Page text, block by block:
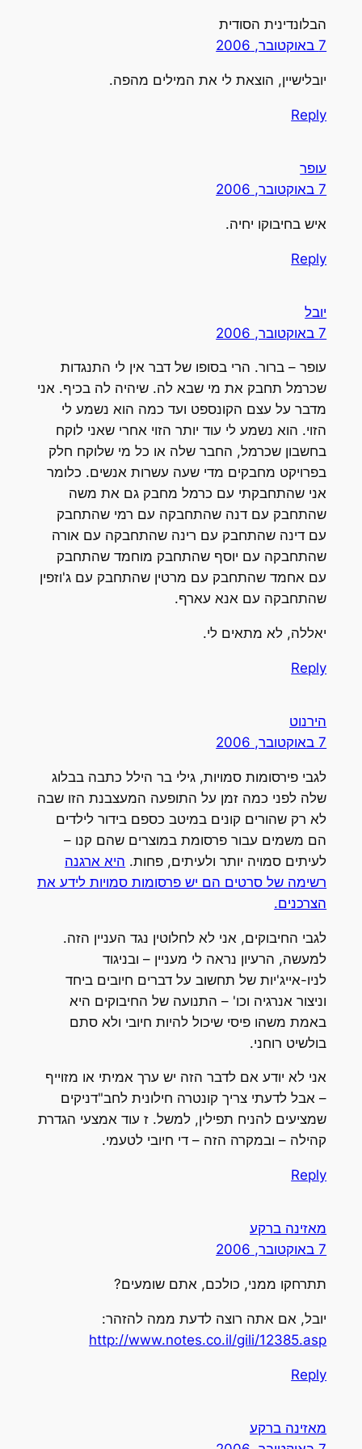
הבלונדינית הסודית
7 באוקטובר, 2006
יובלישיין, הוצאת לי את המילים מהפה.
Reply
עופר
7 באוקטובר, 2006
איש בחיבוקו יחיה.
Reply
יובל
7 באוקטובר, 2006
עופר – ברור. הרי בסופו של דבר אין לי התנגדות
שכרמל תחבק את מי שבא לה. שיהיה לה בכיף. אני
מדבר על עצם הקונספט ועד כמה הוא נשמע לי
הזוי. הוא נשמע לי עוד יותר הזוי אחרי שאני לוקח
בחשבון שכרמל, החבר שלה או כל מי שלוקח חלק
בפרויקט מחבקים מדי שעה עשרות אנשים. כלומר
אני שהתחבקתי עם כרמל מחבק גם את משה
שהתחבק עם דנה שהתחבקה עם רמי שהתחבק
עם דינה שהתחבק עם רינה שהתחבקה עם אורה
שהתחבקה עם יוסף שהתחבק מוחמד שהתחבק
עם אחמד שהתחבק עם מרטין שהתחבק עם ג'וזפין
שהתחבקה עם אנא עארף.
יאללה, לא מתאים לי.
Reply
הירנוט
7 באוקטובר, 2006
לגבי פירסומות סמויות, גילי בר הילל כתבה בבלוג
שלה לפני כמה זמן על התופעה המעצבנת הזו שבה
לא רק שהורים קונים במיטב כספם בידור לילדים
הם משמים עבור פרסומת במוצרים שהם קנו –
לעיתים סמויה יותר ולעיתים, פחות. היא ארגנה
רשימה של סרטים הם יש פרסומות סמויות לידע את
הצרכנים.
לגבי החיבוקים, אני לא לחלוטין נגד העניין הזה.
למעשה, הרעיון נראה לי מעניין – ובניגוד
לניו-אייג'יות של תחשוב על דברים חיובים ביחד
וניצור אנרגיה וכו' – התנועה של החיבוקים היא
באמת משהו פיסי שיכול להיות חיובי ולא סתם
בולשיט רוחני.
אני לא יודע אם לדבר הזה יש ערך אמיתי או מזוייף
– אבל לדעתי צריך קונטרה חילונית לחב"דניקים
שמציעים להניח תפילין, למשל. ז עוד אמצעי הגדרת
קהילה – ובמקרה הזה – די חיובי לטעמי.
Reply
מאזינה ברקע
7 באוקטובר, 2006
תתרחקו ממני, כולכם, אתם שומעים?
יובל, אם אתה רוצה לדעת ממה להזהר:
http://www.notes.co.il/gili/12385.asp
Reply
מאזינה ברקע